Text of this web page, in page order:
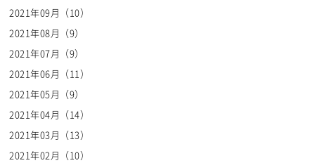
2021年09月（10）
2021年08月（9）
2021年07月（9）
2021年06月（11）
2021年05月（9）
2021年04月（14）
2021年03月（13）
2021年02月（10）